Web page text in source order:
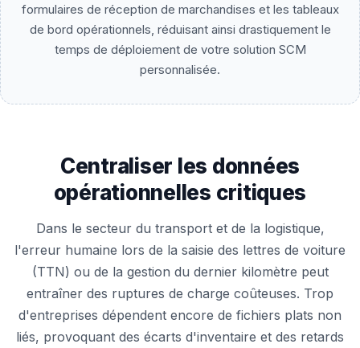
formulaires de réception de marchandises et les tableaux
de bord opérationnels, réduisant ainsi drastiquement le
temps de déploiement de votre solution SCM
personnalisée.
Centraliser les données
opérationnelles critiques
Dans le secteur du transport et de la logistique,
l'erreur humaine lors de la saisie des lettres de voiture
(TTN) ou de la gestion du dernier kilomètre peut
entraîner des ruptures de charge coûteuses. Trop
d'entreprises dépendent encore de fichiers plats non
liés, provoquant des écarts d'inventaire et des retards